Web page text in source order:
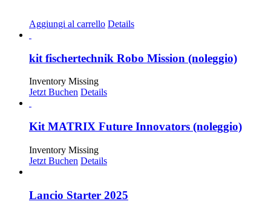
Aggiungi al carrello Details
kit fischertechnik Robo Mission (noleggio)
Inventory Missing
Jetzt Buchen Details
Kit MATRIX Future Innovators (noleggio)
Inventory Missing
Jetzt Buchen Details
Lancio Starter 2025